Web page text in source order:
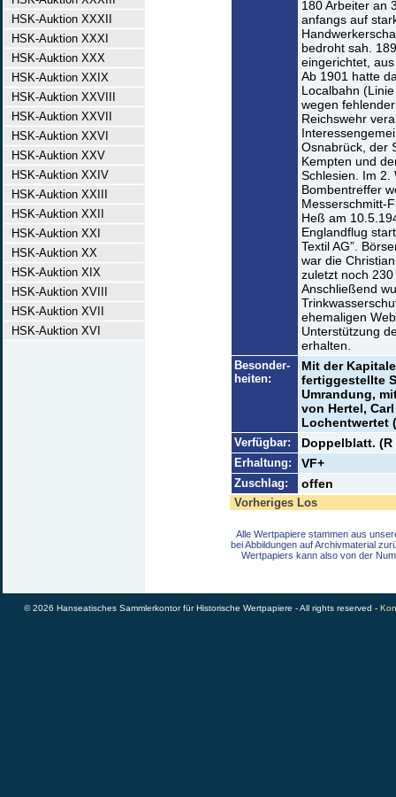
HSK-Auktion XXXII
HSK-Auktion XXXI
HSK-Auktion XXX
HSK-Auktion XXIX
HSK-Auktion XXVIII
HSK-Auktion XXVII
HSK-Auktion XXVI
HSK-Auktion XXV
HSK-Auktion XXIV
HSK-Auktion XXIII
HSK-Auktion XXII
HSK-Auktion XXI
HSK-Auktion XX
HSK-Auktion XIX
HSK-Auktion XVIII
HSK-Auktion XVII
HSK-Auktion XVI
180 Arbeiter an
anfangs auf
bedroht sah.
eingerichtet,
Ab 1901 hatte
Localbahn
wegen
Reichswehr
Osnabrück, der
Kempten und
Schlesien. Im 2.
Bombentreffer
Messerschmitt-
Heß am
Englandflug
Textil AG”.
war die
zuletzt noch
Anschließend
ehemaligen
Unterstützung
erhalten.
Besonder-
heiten:
Mit der
fertiggestellte
Umrandung,
von Hertel,
Lochentwertet
Verfügbar: Doppelblatt. (R
Erhaltung: VF+
Zuschlag: offen
Vorheriges Los
Alle Wertpapiere stammen aus
bei Abbildungen auf Archivmaterial
Wertpapiers kann also von der
© 2026 Hanseatisches Sammlerkontor für Historische Wertpapiere - All rights reserved -